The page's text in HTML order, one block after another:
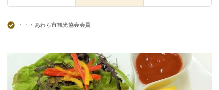
・・・あわら市観光協会会員